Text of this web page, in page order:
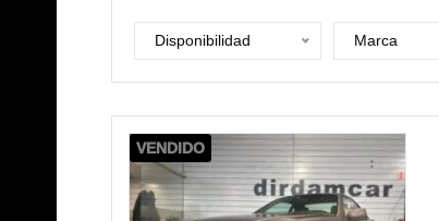
Disponibilidad Marca
VENDIDO